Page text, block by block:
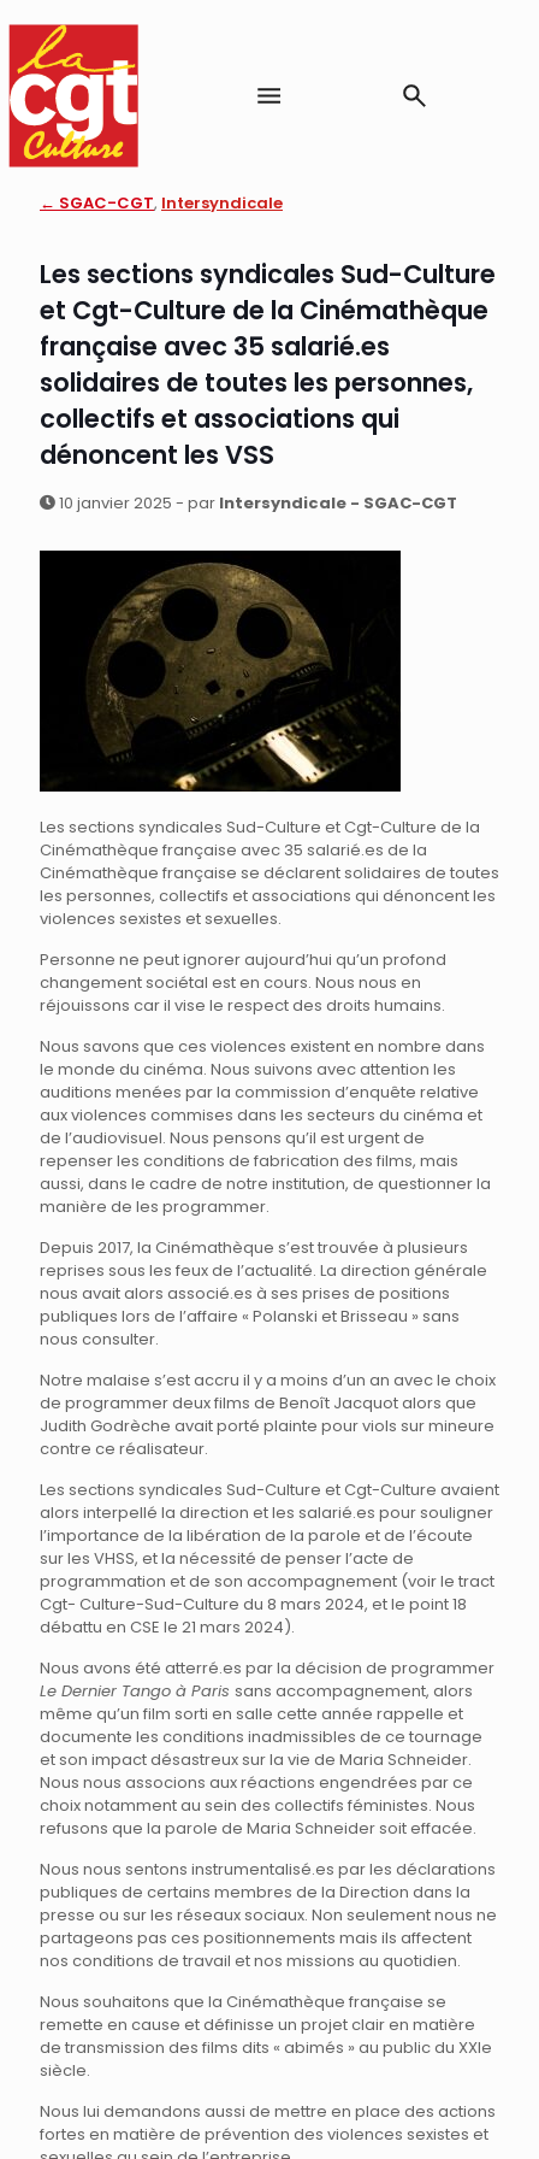
← SGAC-CGT, Intersyndicale
Les sections syndicales Sud-Culture
et Cgt-Culture de la Cinémathèque
française avec 35 salarié.es
solidaires de toutes les personnes,
collectifs et associations qui
dénoncent les VSS
10 janvier 2025 - par Intersyndicale - SGAC-CGT
Les sections syndicales Sud-Culture et Cgt-Culture de la
Cinémathèque française avec 35 salarié.es de la
Cinémathèque française se déclarent solidaires de toutes
les personnes, collectifs et associations qui dénoncent les
violences sexistes et sexuelles.
Personne ne peut ignorer aujourd’hui qu’un profond
changement sociétal est en cours. Nous nous en
réjouissons car il vise le respect des droits humains.
Nous savons que ces violences existent en nombre dans
le monde du cinéma. Nous suivons avec attention les
auditions menées par la commission d’enquête relative
aux violences commises dans les secteurs du cinéma et
de l’audiovisuel. Nous pensons qu’il est urgent de
repenser les conditions de fabrication des films, mais
aussi, dans le cadre de notre institution, de questionner la
manière de les programmer.
Depuis 2017, la Cinémathèque s’est trouvée à plusieurs
reprises sous les feux de l’actualité. La direction générale
nous avait alors associé.es à ses prises de positions
publiques lors de l’affaire « Polanski et Brisseau » sans
nous consulter.
Notre malaise s’est accru il y a moins d’un an avec le choix
de programmer deux films de Benoît Jacquot alors que
Judith Godrèche avait porté plainte pour viols sur mineure
contre ce réalisateur.
Les sections syndicales Sud-Culture et Cgt-Culture avaient
alors interpellé la direction et les salarié.es pour souligner
l’importance de la libération de la parole et de l’écoute
sur les VHSS, et la nécessité de penser l’acte de
programmation et de son accompagnement (voir le tract
Cgt- Culture-Sud-Culture du 8 mars 2024, et le point 18
débattu en CSE le 21 mars 2024).
Nous avons été atterré.es par la décision de programmer
Le Dernier Tango à Paris sans accompagnement, alors
même qu’un film sorti en salle cette année rappelle et
documente les conditions inadmissibles de ce tournage
et son impact désastreux sur la vie de Maria Schneider.
Nous nous associons aux réactions engendrées par ce
choix notamment au sein des collectifs féministes. Nous
refusons que la parole de Maria Schneider soit effacée.
Nous nous sentons instrumentalisé.es par les déclarations
publiques de certains membres de la Direction dans la
presse ou sur les réseaux sociaux. Non seulement nous ne
partageons pas ces positionnements mais ils affectent
nos conditions de travail et nos missions au quotidien.
Nous souhaitons que la Cinémathèque française se
remette en cause et définisse un projet clair en matière
de transmission des films dits « abimés » au public du XXIe
siècle.
Nous lui demandons aussi de mettre en place des actions
fortes en matière de prévention des violences sexistes et